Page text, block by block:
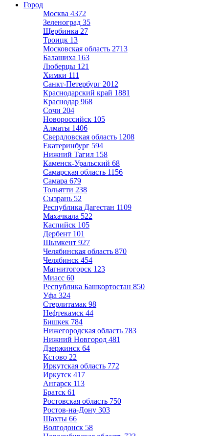
Город
Москва 4372
Зеленоград 35
Щербинка 27
Троицк 13
Московская область 2713
Балашиха 163
Люберцы 121
Химки 111
Санкт-Петербург 2012
Краснодарский край 1881
Краснодар 968
Сочи 204
Новороссийск 105
Алматы 1406
Свердловская область 1208
Екатеринбург 594
Нижний Тагил 158
Каменск-Уральский 68
Самарская область 1156
Самара 679
Тольятти 238
Сызрань 52
Республика Дагестан 1109
Махачкала 522
Каспийск 105
Дербент 101
Шымкент 927
Челябинская область 870
Челябинск 454
Магнитогорск 123
Миасс 60
Республика Башкортостан 850
Уфа 324
Стерлитамак 98
Нефтекамск 44
Бишкек 784
Нижегородская область 783
Нижний Новгород 481
Дзержинск 64
Кстово 22
Иркутская область 772
Иркутск 417
Ангарск 113
Братск 61
Ростовская область 750
Ростов-на-Дону 303
Шахты 66
Волгодонск 58